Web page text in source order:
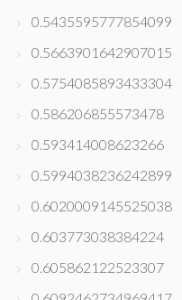
0.5435595777854099
0.5663901642907015
0.5754085893433304
0.586206855573478
0.593414008623266
0.5994038236242899
0.6020009145525038
0.603773038384224
0.605862122523307